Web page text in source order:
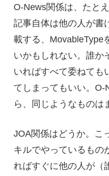
O-News関係は、たと
記事自体は他の人が書
載する、MovableType
いかもしれない。誰か
いればすべて委ねても
てしまってもいい。O-
ら、同じようなものは
JOA関係はどうか。こ
キルでやっているもの
ればすぐに他の人が（